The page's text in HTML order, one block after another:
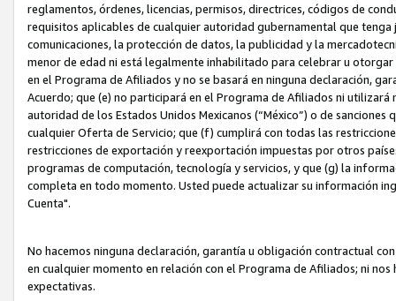
reglamentos, órdenes, licencias, permisos, directrices, códigos de
requisitos aplicables de cualquier autoridad gubernamental que
comunicaciones, la protección de datos, la publicidad y la
menor de edad ni está legalmente inhabilitado para celebrar u
en el Programa de Afiliados y no se basará en ninguna declaración,
Acuerdo; que (e) no participará en el Programa de Afiliados ni
autoridad de los Estados Unidos Mexicanos (“México”) o de
cualquier Oferta de Servicio; que (f) cumplirá con todas las
restricciones de exportación y reexportación impuestas por otros
programas de computación, tecnología y servicios, y que (g) la
completa en todo momento. Usted puede actualizar su información
Cuenta".
No hacemos ninguna declaración, garantía u obligación contractual
en cualquier momento en relación con el Programa de Afiliados; ni
expectativas.